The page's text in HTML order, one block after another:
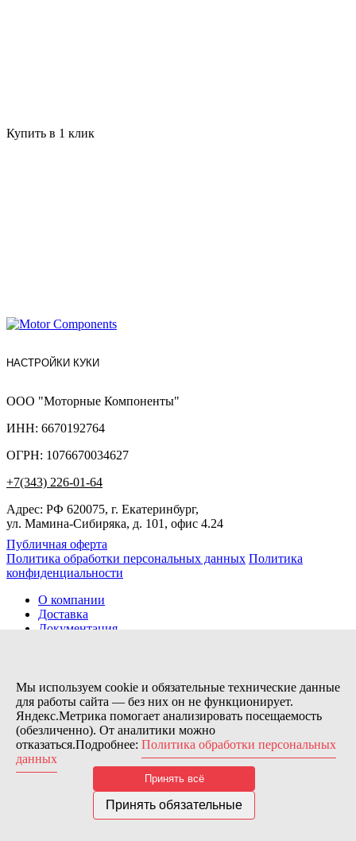
Купить в 1 клик
НАСТРОЙКИ КУКИ
ООО "Моторные Компоненты"
ИНН: 6670192764
ОГРН: 1076670034627
+7(343) 226-01-64
Адрес: РФ 620075, г. Екатеринбург,
ул. Мамина-Сибиряка, д. 101, офис 4.24
Публичная оферта
Политика обработки персональных данных Политика
конфиденциальности
О компании
Доставка
Документация
Контакты
Заказов сегодня / Всего
11
11173
Нас можно найти тут:
© 2026 Motor Components. Все права защищены
Дизайн и разработка сайта
Nice’
В связи с возникшими затруднениями с поставками из-за
Мы используем cookie и обязательные технические данные
для работы сайта — без них он не функционирует.
Яндекс.Метрика помогает анализировать посещаемость
(обезличенно). От аналитики можно
отказаться.Подробнее: Политика обработки персональных
данных
Принять всё
Принять обязательные